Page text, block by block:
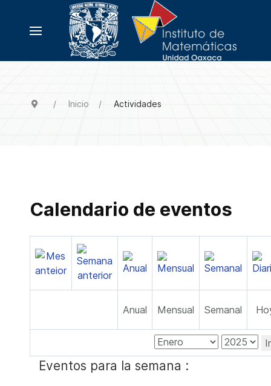
Inicio Actividades
Calendario de eventos
Anual Mensual Semanal
Eventos para la semana :